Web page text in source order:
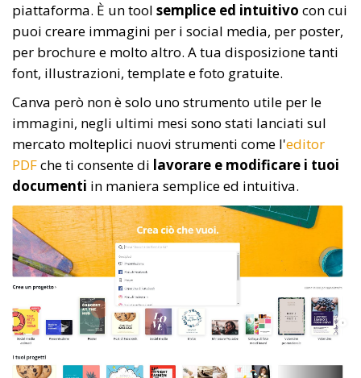
piattaforma. È un tool semplice ed intuitivo con cui
puoi creare immagini per i social media, per poster,
per brochure e molto altro. A tua disposizione tanti
font, illustrazioni, template e foto gratuite.
Canva però non è solo uno strumento utile per le
immagini, negli ultimi mesi sono stati lanciati sul
mercato molteplici nuovi strumenti come l'editor
PDFche ti consente di lavorare e modificare i tuoi
documenti in maniera semplice ed intuitiva.